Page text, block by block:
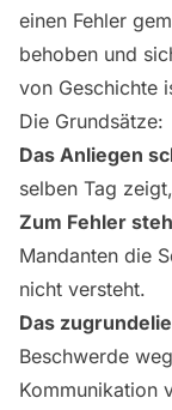
einen Fehler
behoben und
von Geschichte
Die Grundsätze:
Das Anliegen
selben Tag
Zum Fehler
Mandanten die
nicht versteht.
Das
Beschwerde
Kommunikation